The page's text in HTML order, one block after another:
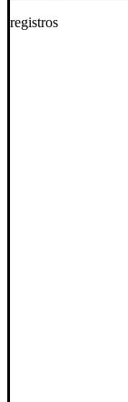
registros